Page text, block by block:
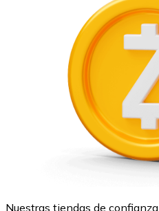
Nuestras tiendas de confianza